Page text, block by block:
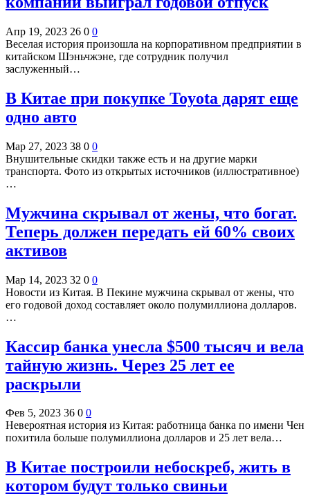
Апр 19, 2023 26 0 0
Веселая история произошла на корпоративном предприятии в
китайском Шэньчжэне, где сотрудник получил
заслуженный…
В Китае при покупке Toyota дарят еще
одно авто
Мар 27, 2023 38 0 0
Внушительные скидки также есть и на другие марки
транспорта. Фото из открытых источников (иллюстративное)
…
Мужчина скрывал от жены, что богат.
Теперь должен передать ей 60% своих
активов
Мар 14, 2023 32 0 0
Новости из Китая. В Пекине мужчина скрывал от жены, что
его годовой доход составляет около полумиллиона долларов.
…
Кассир банка унесла $500 тысяч и вела
тайную жизнь. Через 25 лет ее
раскрыли
Фев 5, 2023 36 0 0
Невероятная история из Китая: работница банка по имени Чен
похитила больше полумиллиона долларов и 25 лет вела…
В Китае построили небоскреб, жить в
котором будут только свиньи